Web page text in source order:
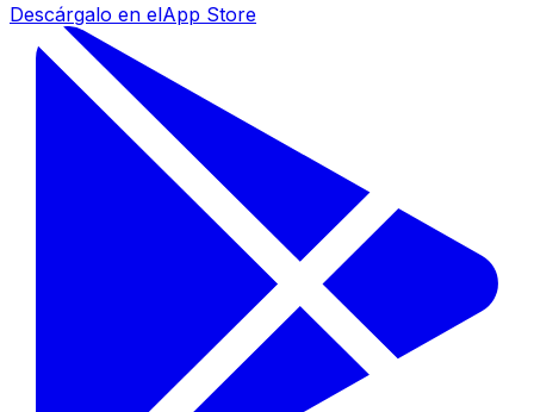
Descárgalo en elApp Store